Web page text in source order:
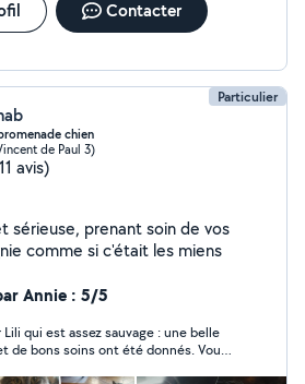
Contacter
Particulier
chien
de Paul 3)
avis)
sérieuse, prenant soin de vos
comme si c'était les miens
Annie : 5/5
qui est assez sauvage : une belle
de bons soins ont été donnés. Vous